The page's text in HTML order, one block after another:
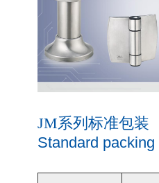
JM系列标准包装
Standard packing